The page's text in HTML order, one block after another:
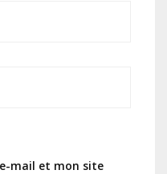
mail et mon site